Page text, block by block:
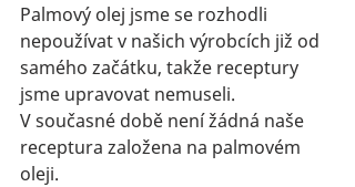
Palmový olej jsme se rozhodli
nepoužívat v našich výrobcích již od
samého začátku, takže receptury
jsme upravovat nemuseli.
V současné době není žádná naše
receptura založena na palmovém
oleji.